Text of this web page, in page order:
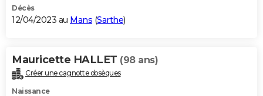
Décès
12/04/2023 au Mans (Sarthe)
Mauricette HALLET (98 ans)
Créer une cagnotte obsèques
Naissance